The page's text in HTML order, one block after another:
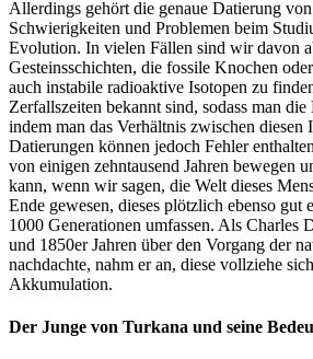
Allerdings gehört die genaue Datierung
Schwierigkeiten und Problemen beim
Evolution. In vielen Fällen sind wir davon
Gesteinsschichten, die fossile Knochen
auch instabile radioaktive Isotopen zu
Zerfallszeiten bekannt sind, sodass man
indem man das Verhältnis zwischen diesen
Datierungen können jedoch Fehler
von einigen zehntausend Jahren bewegen
kann, wenn wir sagen, die Welt dieses
Ende gewesen, dieses plötzlich ebenso gut
1000 Generationen umfassen. Als Charles
und 1850er Jahren über den Vorgang der
nachdachte, nahm er an, diese vollziehe
Akkumulation.
Der Junge von Turkana und seine